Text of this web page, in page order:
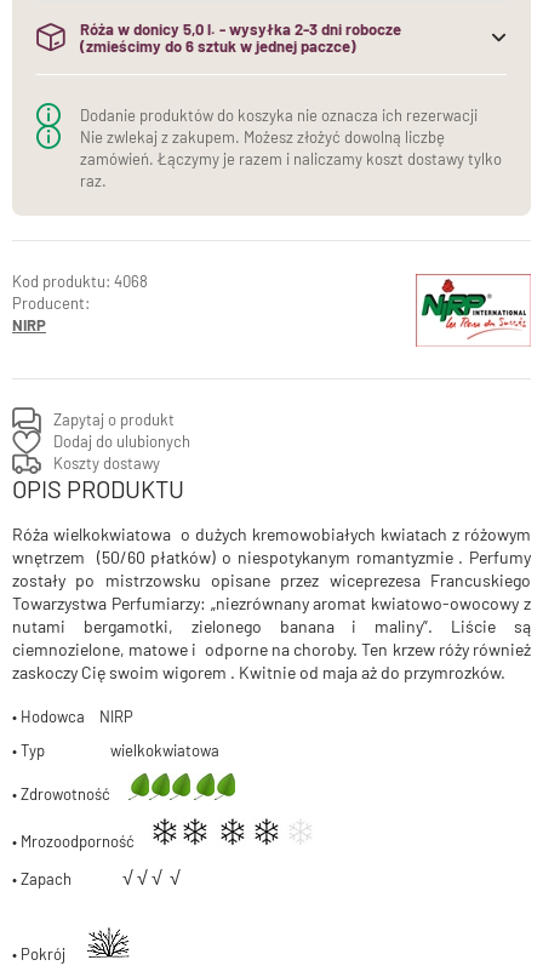
4068
Producent:
NIRP
Zapytaj o produkt
Dodaj do ulubionych
Koszty dostawy
OPIS PRODUKTU
Róża wielkokwiatowa o dużych kremowobiałych kwiatach z różowym
wnętrzem (50/60 płatków) o niespotykanym romantyzmie . Perfumy
zostały po mistrzowsku opisane przez wiceprezesa Francuskiego
Towarzystwa Perfumiarzy: „niezrównany aromat kwiatowo-owocowy z
nutami bergamotki, zielonego banana i maliny”. Liście są
ciemnozielone, matowe i odporne na choroby. Ten krzew róży również
zaskoczy Cię swoim wigorem . Kwitnie od maja aż do przymrozków.
• Hodowca NIRP
• Typ wielkokwiatowa
• Zdrowotność
• Mrozoodporność
• Zapach √√√ √
• Pokrój
Róża w donicy 5,0 l. - wysyłka 2-3 dni robocze
(zmieścimy do 6 sztuk w jednej paczce)
(do jednej paczki mieścimy maksymalnie 6 sztuk róż w
Dodanie produktów do koszyka nie oznacza ich rezerwacji
Nie zwlekaj z zakupem. Możesz złożyć dowolną liczbę
zamówień. Łączymy je razem i naliczamy koszt dostawy tylko
raz.